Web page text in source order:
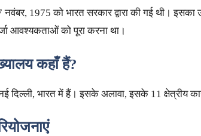
1975 को भारत सरकार द्वारा की गई थी। इसका
आवश्यकताओं को पूरा करना था।
कहाँ हैं?
दिल्ली, भारत में हैं। इसके अलावा, इसके 11 क्षेत्रीय